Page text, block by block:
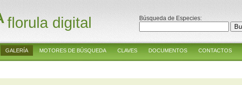
florula digital Búsqueda de Especies:
GALERÍA MOTORES DE BÚSQUEDA CLAVES DOCUMENTOS CONTACTOS